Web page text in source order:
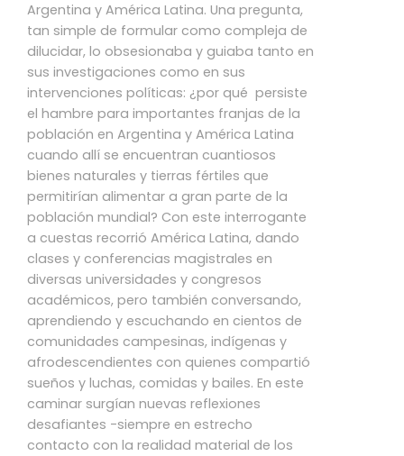
Argentina y América Latina. Una pregunta,
tan simple de formular como compleja de
dilucidar, lo obsesionaba y guiaba tanto en
sus investigaciones como en sus
intervenciones políticas: ¿por qué persiste
el hambre para importantes franjas de la
población en Argentina y América Latina
cuando allí se encuentran cuantiosos
bienes naturales y tierras fértiles que
permitirían alimentar a gran parte de la
población mundial? Con este interrogante
a cuestas recorrió América Latina, dando
clases y conferencias magistrales en
diversas universidades y congresos
académicos, pero también conversando,
aprendiendo y escuchando en cientos de
comunidades campesinas, indígenas y
afrodescendientes con quienes compartió
sueños y luchas, comidas y bailes. En este
caminar surgían nuevas reflexiones
desafiantes -siempre en estrecho
contacto con la realidad material de los